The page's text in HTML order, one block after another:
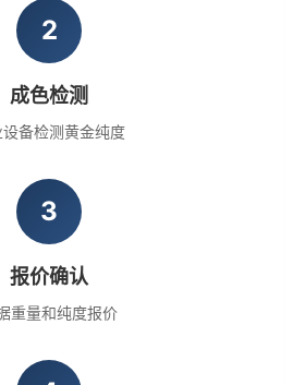
2
成色检测
备检测黄金纯度
3
报价确认
重量和纯度报价